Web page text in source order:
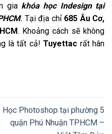
gia khóa học Indesign tại
. Tại địa chỉ 685 Âu Cơ,
. Khoảng cách sẽ không
là tất cả!Tuyettac rất hân
Học Photoshop tại phường 5
quận Phú Nhuận TPHCM –